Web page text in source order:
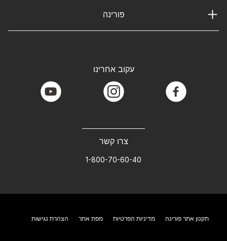
פורינה
צרו קשר
1-800-70-60-40
עקוב אחרינו
facebook
instagram
youtube
תקנון אתר פורינה מדיניות הפרטיות מפת אתר הצהרת נגישות